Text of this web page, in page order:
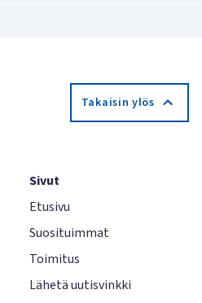
Takaisin ylös
Sivut
Etusivu
Suosituimmat
Toimitus
Lähetä uutisvinkki